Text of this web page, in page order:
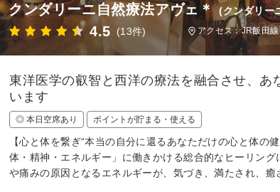
クンダリーニ自然療法アヴェ＊ (クンダリー
4.5 (13件) アクセス：JR飯田
東洋医学の叡智と西洋の療法を融合させ、
います
◎ 本日空席あり ポイントが貯まる・使える
【心と体を繋ぎ“本当の自分に還るあなただけの心と体
体・精神・エネルギー」に働きかける総合的なヒーリン
や痛みの原因となるエネルギーが、気づき、満たされ、癒